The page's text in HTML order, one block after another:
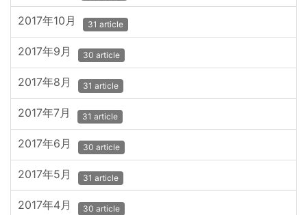
2017年10月 31 article
2017年9月 30 article
2017年8月 31 article
2017年7月 31 article
2017年6月 30 article
2017年5月 31 article
2017年4月 30 article